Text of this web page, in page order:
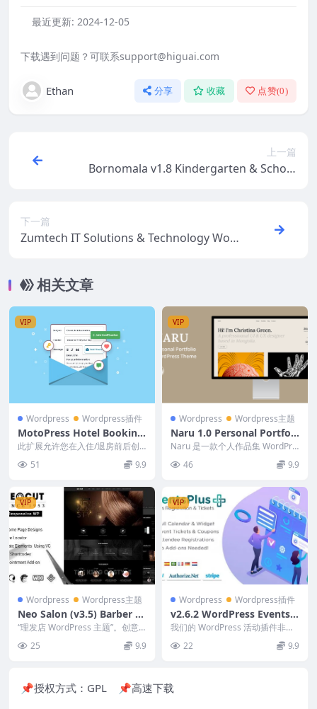
最近更新: 2024-12-05
下载遇到问题？可联系support@higuai.com
Ethan 分享 收藏 点赞(0)
上一篇
Bornomala v1.8 Kindergarten & School
下一篇
Zumtech IT Solutions & Technology Wor
相关文章
VIP
Wordpress Wordpress插件
MotoPress Hotel Booking
Event-Driven Emails 1.3.3
MotoPress Hotel Booking
Notifier 酒店预定通知
此扩展允许您在入住/退房前后创
建常见的事件驱动电子邮件/通
知，例如钥匙领取说明或...
51 9.9
VIP
Wordpress Wordpress主题
Naru 1.0 Personal Portfoli
o WordPress Theme
Naru 是一款个人作品集 WordPre
ss，设计简约现代。WordPress...
46 9.9
VIP
Wordpress Wordpress主题
Neo Salon (v3.5) Barber S
hop WordPress Theme
“理发店 WordPress 主题”。创意
时尚的单页理发店模板，具有高
度 定制功...
25 9.9
VIP
Wordpress Wordpress插件
v2.6.2 WordPress Events C
alendar Registration & Tic
我们的 WordPress 活动插件非常
适合需要为现有网站创建研讨会、
活动、课程...
22 9.9
📌授权方式： GPL 📌高速下载